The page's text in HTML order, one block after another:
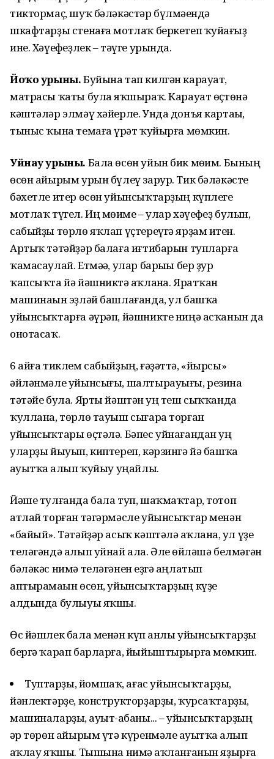
тиктормаҫ, шуҡ бәләкәстәр бүлмәһендә
шкафтарҙы стенаға мотлаҡ беркетеп ҡуйһағыҙ
ине. Хәүефһеҙлек – тәүге урында.
Йоҡо урыны.Буйына тап килгән карауат,
матрасы ҡаты булһа яҡшыраҡ. Карауат өҫтөнә
кәштәләр элмәү хәйерле. Унда донъя картаһы,
тыныс ҡына темаға һүрәт ҡуйырға мөмкин.
Уйнау урыны. Бала өсөн уйын бик мөһим. Бының
өсөн айырым урын бүлеү зарур. Тик бәләкәсте
бәхетле итер өсөн уйынсыҡтарҙың күплеге
мотлаҡ түгел. Иң мөһиме – улар хәүефһеҙ булһын,
сабыйҙы төрлө яҡлап үҫтереүгә ярҙам итһен.
Артыҡ тәтәйҙәр балаға иғтибарын тупларға
ҡамасаулай. Етмәһә, улар барыһы бер ҙур
ҡапсыҡта йә йәшниктә һаҡланһа. Яратҡан
машинаһын эҙләй башлағанда, ул башҡа
уйынсыҡтарға әүрәп, йәшникте ниңә асҡанын да
онотасаҡ.
6 айға тиклем сабыйҙың, ғәҙәттә, «йырсы»
әйләнмәле уйынсығы, шалтырауығы, резина
тәтәйе була. Ярты йәштән һуң теш сыҡҡанда
ҡуллана, төрлө тауыш сығара торған
уйынсыҡтары өҫтәлә. Бәпес уйнағандан һуң
уларҙы йыуып, киптереп, кәрзингә йә башҡа
һауытҡа һалып ҡуйыу уңайлы.
Йәше тулғанда бала туп, шаҡмаҡтар, тотоп
атлай торған тәгәрмәсле уйынсыҡтар менән
«байый». Тәтәйҙәр асыҡ кәштәлә һаҡланһа, ул үҙе
теләгәндә алып уйнай ала. Әле һөйләшә белмәгән
бәләкәс нимә теләгәнен һеҙгә аңлатып
аптырамаһын өсөн, уйынсыҡтарҙың күҙе
алдында булыуы яҡшы.
Өс йәшлек бала менән күп һанлы уйынсыҡтарҙы
бергә ҡарап барларға, йыйыштырырға мөмкин.
Туптарҙы, йомшаҡ, ағас уйынсыҡтарҙы,
йәнлектәрҙе, конструкторҙарҙы, ҡурсаҡтарҙы,
машиналарҙы, һауыт-һабаны... – уйынсыҡтарҙың
һәр төрөн айырым үтә күренмәле һауытҡа һалып
һаҡлау яҡшы. Тышына нимә һаҡланғанын яҙырға